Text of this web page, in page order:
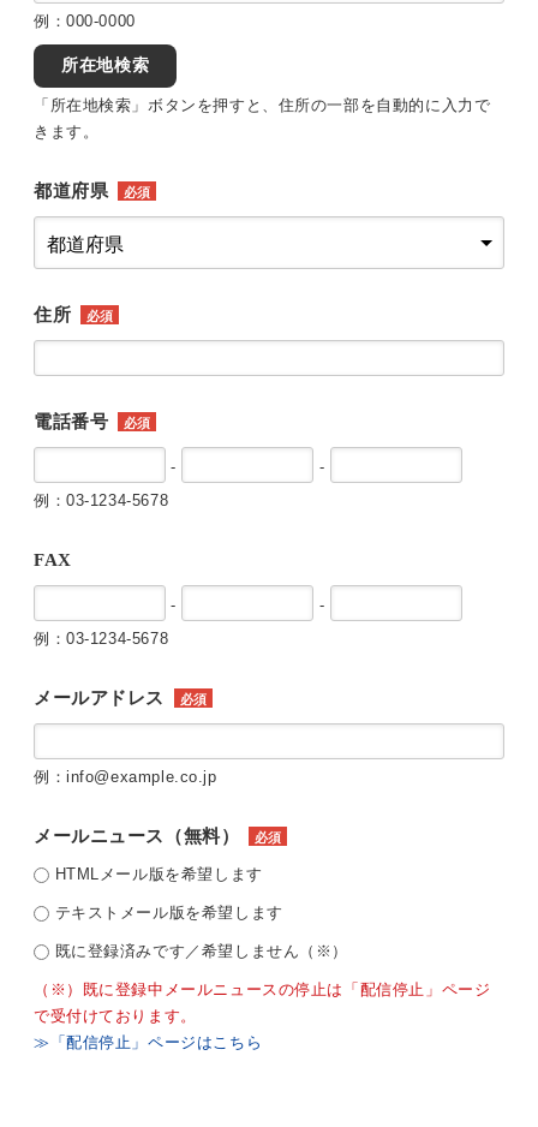
例：000-0000
所在地検索
「所在地検索」ボタンを押すと、住所の一部を自動的に入力で
きます。
都道府県 必須
住所 必須
電話番号 必須
-
-
例：03-1234-5678
FAX
-
-
例：03-1234-5678
メールアドレス 必須
例：info@example.co.jp
メールニュース（無料） 必須
HTMLメール版を希望します
テキストメール版を希望します
既に登録済みです／希望しません（※）
（※）既に登録中メールニュースの停止は「配信停止」ページ
で受付けております。
≫「配信停止」ページはこちら